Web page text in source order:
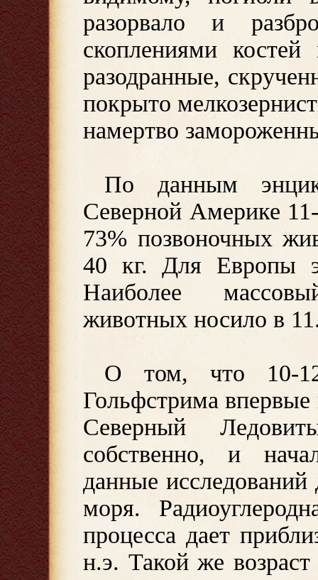
разорвало и
скоплениями
разодранные,
покрыто
намертво
По данным
Северной Америке
73% позвоночных
40 кг. Для Европы
Наиболее
животных носило в
О том, что 10-
Гольфстрима
Северный
собственно, и
данные
моря.
процесса дает
н.э. Такой же